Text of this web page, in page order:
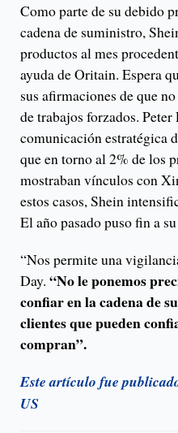
Como parte de su debido
cadena de suministro,
productos al mes
ayuda de Oritain. Espera
sus afirmaciones de que
de trabajos forzados.
comunicación estratégica
que en torno al 2% de los
mostraban vínculos con
estos casos, Shein
El año pasado puso fin a
“Nos permite una
Day. “No le ponemos
confiar en la cadena de
clientes que pueden
compran”.
Este artículo fue
US